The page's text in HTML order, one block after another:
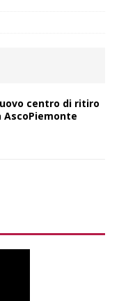
centro di ritiro